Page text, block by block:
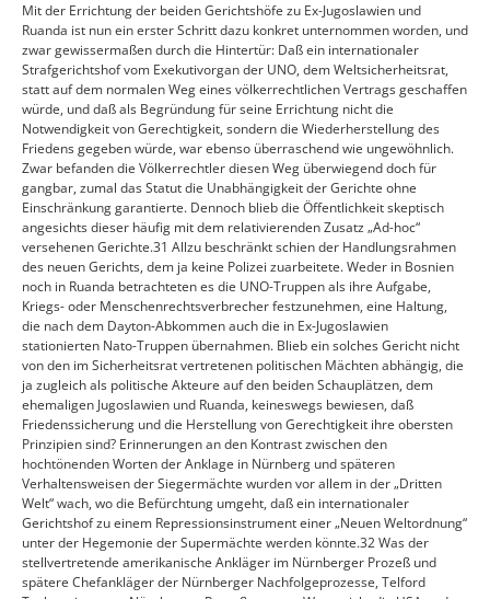
Mit der Errichtung der beiden Gerichtshöfe zu Ex-Jugoslawien und
Ruanda ist nun ein erster Schritt dazu konkret unternommen worden, und
zwar gewissermaßen durch die Hintertür: Daß ein internationaler
Strafgerichtshof vom Exekutivorgan der UNO, dem Weltsicherheitsrat,
statt auf dem normalen Weg eines völkerrechtlichen Vertrags geschaffen
würde, und daß als Begründung für seine Errichtung nicht die
Notwendigkeit von Gerechtigkeit, sondern die Wiederherstellung des
Friedens gegeben würde, war ebenso überraschend wie ungewöhnlich.
Zwar befanden die Völkerrechtler diesen Weg überwiegend doch für
gangbar, zumal das Statut die Unabhängigkeit der Gerichte ohne
Einschränkung garantierte. Dennoch blieb die Öffentlichkeit skeptisch
angesichts dieser häufig mit dem relativierenden Zusatz „Ad-hoc“
versehenen Gerichte.31 Allzu beschränkt schien der Handlungsrahmen
des neuen Gerichts, dem ja keine Polizei zuarbeitete. Weder in Bosnien
noch in Ruanda betrachteten es die UNO-Truppen als ihre Aufgabe,
Kriegs- oder Menschenrechtsverbrecher festzunehmen, eine Haltung,
die nach dem Dayton-Abkommen auch die in Ex-Jugoslawien
stationierten Nato-Truppen übernahmen. Blieb ein solches Gericht nicht
von den im Sicherheitsrat vertretenen politischen Mächten abhängig, die
ja zugleich als politische Akteure auf den beiden Schauplätzen, dem
ehemaligen Jugoslawien und Ruanda, keineswegs bewiesen, daß
Friedenssicherung und die Herstellung von Gerechtigkeit ihre obersten
Prinzipien sind? Erinnerungen an den Kontrast zwischen den
hochtönenden Worten der Anklage in Nürnberg und späteren
Verhaltensweisen der Siegermächte wurden vor allem in der „Dritten
Welt“ wach, wo die Befürchtung umgeht, daß ein internationaler
Gerichtshof zu einem Repressionsinstrument einer „Neuen Weltordnung“
unter der Hegemonie der Supermächte werden könnte.32 Was der
stellvertretende amerikanische Ankläger im Nürnberger Prozeß und
spätere Chefankläger der Nürnberger Nachfolgeprozesse, Telford